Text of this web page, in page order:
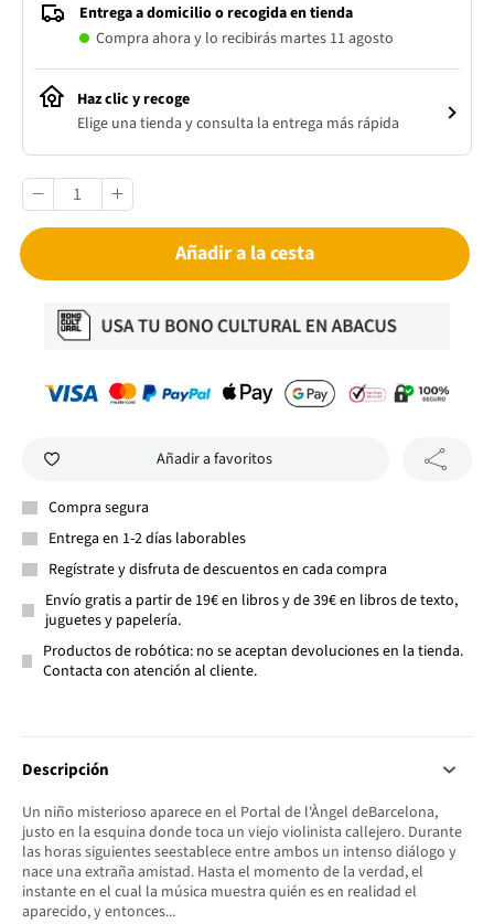
Entrega a domicilio o recogida en tienda
Compra ahora y lo recibirás martes 11 agosto
Haz clic y recoge
Elige una tienda y consulta la entrega más rápida
Añadir a la cesta
Añadir a favoritos
Compra segura
Entrega en 1-2 días laborables
Regístrate y disfruta de descuentos en cada compra
Envío gratis a partir de 19€ en libros y de 39€ en libros de texto,
juguetes y papelería.
Productos de robótica: no se aceptan devoluciones en la tienda.
Contacta con atención al cliente.
Descripción
Un niño misterioso aparece en el Portal de l'Àngel deBarcelona,
justo en la esquina donde toca un viejo violinista callejero. Durante
las horas siguientes seestablece entre ambos un intenso diálogo y
nace una extraña amistad. Hasta el momento de la verdad, el
instante en el cual la música muestra quién es en realidad el
aparecido, y entonces...